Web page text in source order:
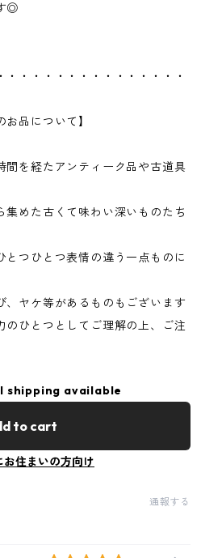
◎
・・・・・・・・・・・・・・
品について】
間を経たアンティーク品や古道具
めた古くて味わい深いものたち
つひとつ表情の違う一点ものに
、ヤケ等があるものもございます
のひとつとしてご理解の上、ご注
shipping available
to cart
お住まいの方向け
通報する